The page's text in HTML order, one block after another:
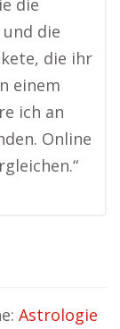
die
die
die ihr
einem
ich an
Online
Astrologie